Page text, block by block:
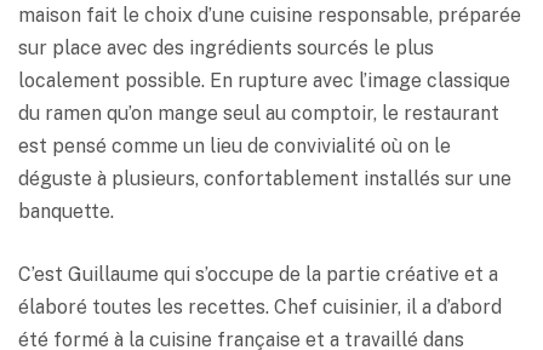
maison fait le choix d’une cuisine responsable, préparée
sur place avec des ingrédients sourcés le plus
localement possible. En rupture avec l’image classique
du ramen qu’on mange seul au comptoir, le restaurant
est pensé comme un lieu de convivialité où on le
déguste à plusieurs, confortablement installés sur une
banquette.
C’est Guillaume qui s’occupe de la partie créative et a
élaboré toutes les recettes. Chef cuisinier, il a d’abord
été formé à la cuisine française et a travaillé dans